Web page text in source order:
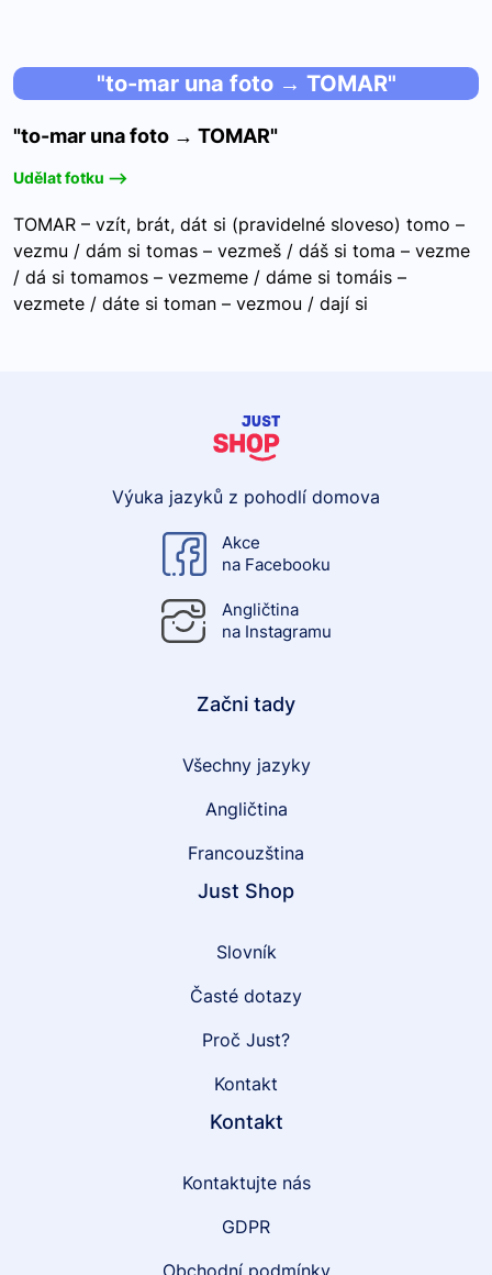
"to-mar una foto → TOMAR"
"to-mar una foto → TOMAR"
Udělat fotku -->
TOMAR – vzít, brát, dát si (pravidelné sloveso) tomo –
vezmu / dám si tomas – vezmeš / dáš si toma – vezme
/ dá si tomamos – vezmeme / dáme si tomáis –
vezmete / dáte si toman – vezmou / dají si
Výuka jazyků z pohodlí domova
Akce
na Facebooku
Angličtina
na Instagramu
Začni tady
Všechny jazyky
Angličtina
Francouzština
Just Shop
Slovník
Časté dotazy
Proč Just?
Kontakt
Kontakt
Kontaktujte nás
GDPR
Obchodní podmínky